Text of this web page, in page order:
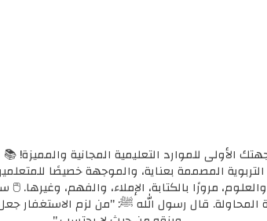
التربوية المصممة بعناية، والموجهة خصيصًا
مرورًا بالكتابة، الإملاء، والفهم،
المحاولة. قال رسول الله ﷺ: "من لزم